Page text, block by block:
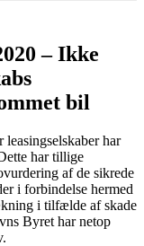
– Ikke
bil
har
har tillige
af de sikrede
i forbindelse hermed
i tilfælde af skade
Byret har netop